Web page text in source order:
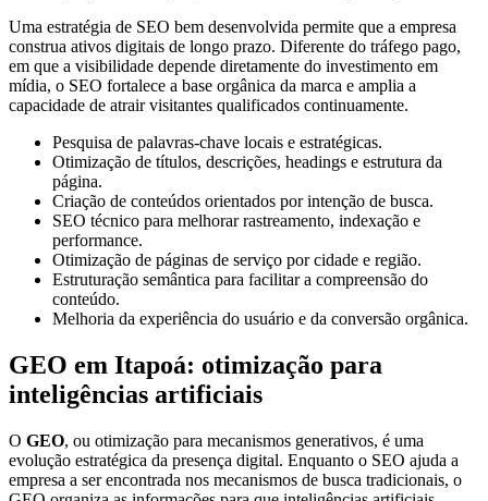
Uma estratégia de SEO bem desenvolvida permite que a empresa
construa ativos digitais de longo prazo. Diferente do tráfego pago,
em que a visibilidade depende diretamente do investimento em
mídia, o SEO fortalece a base orgânica da marca e amplia a
capacidade de atrair visitantes qualificados continuamente.
Pesquisa de palavras-chave locais e estratégicas.
Otimização de títulos, descrições, headings e estrutura da
página.
Criação de conteúdos orientados por intenção de busca.
SEO técnico para melhorar rastreamento, indexação e
performance.
Otimização de páginas de serviço por cidade e região.
Estruturação semântica para facilitar a compreensão do
conteúdo.
Melhoria da experiência do usuário e da conversão orgânica.
GEO em Itapoá: otimização para
inteligências artificiais
O GEO, ou otimização para mecanismos generativos, é uma
evolução estratégica da presença digital. Enquanto o SEO ajuda a
empresa a ser encontrada nos mecanismos de busca tradicionais, o